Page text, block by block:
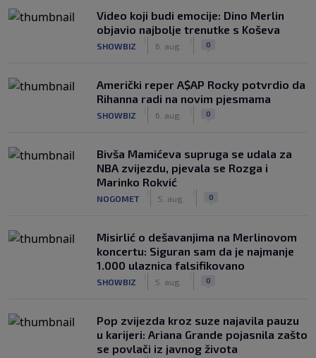
Video koji budi emocije: Dino Merlin
objavio najbolje trenutke s Koševa
SHOWBIZ 6. aug. 0
Američki reper A$AP Rocky potvrdio da
Rihanna radi na novim pjesmama
SHOWBIZ 6. aug. 0
Bivša Mamićeva supruga se udala za
NBA zvijezdu, pjevala se Rozga i
Marinko Rokvić
NOGOMET 5. aug. 0
Misirlić o dešavanjima na Merlinovom
koncertu: Siguran sam da je najmanje
1.000 ulaznica falsifikovano
SHOWBIZ 5. aug. 0
Pop zvijezda kroz suze najavila pauzu
u karijeri: Ariana Grande pojasnila zašto
se povlači iz javnog života